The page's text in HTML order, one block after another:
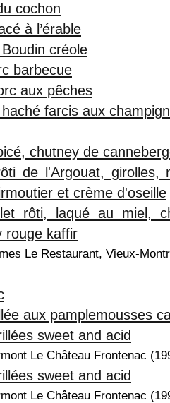
cochon
à l’érable
créole
barbecue
aux pêches
farcis aux
chutney de
de l'Argouat, girolles,
et crème d'oseille
rôti, laqué au miel,
rouge kaffir
Le Restaurant, Vieux-
aux pamplemousses
sweet and acid
Le Château Frontenac
sweet and acid
Le Château Frontenac